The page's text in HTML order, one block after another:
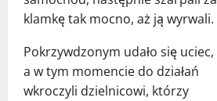
klamkę tak mocno, aż ją wyrwali.
Pokrzywdzonym udało się uciec,
a w tym momencie do działań
wkroczyli dzielnicowi, którzy